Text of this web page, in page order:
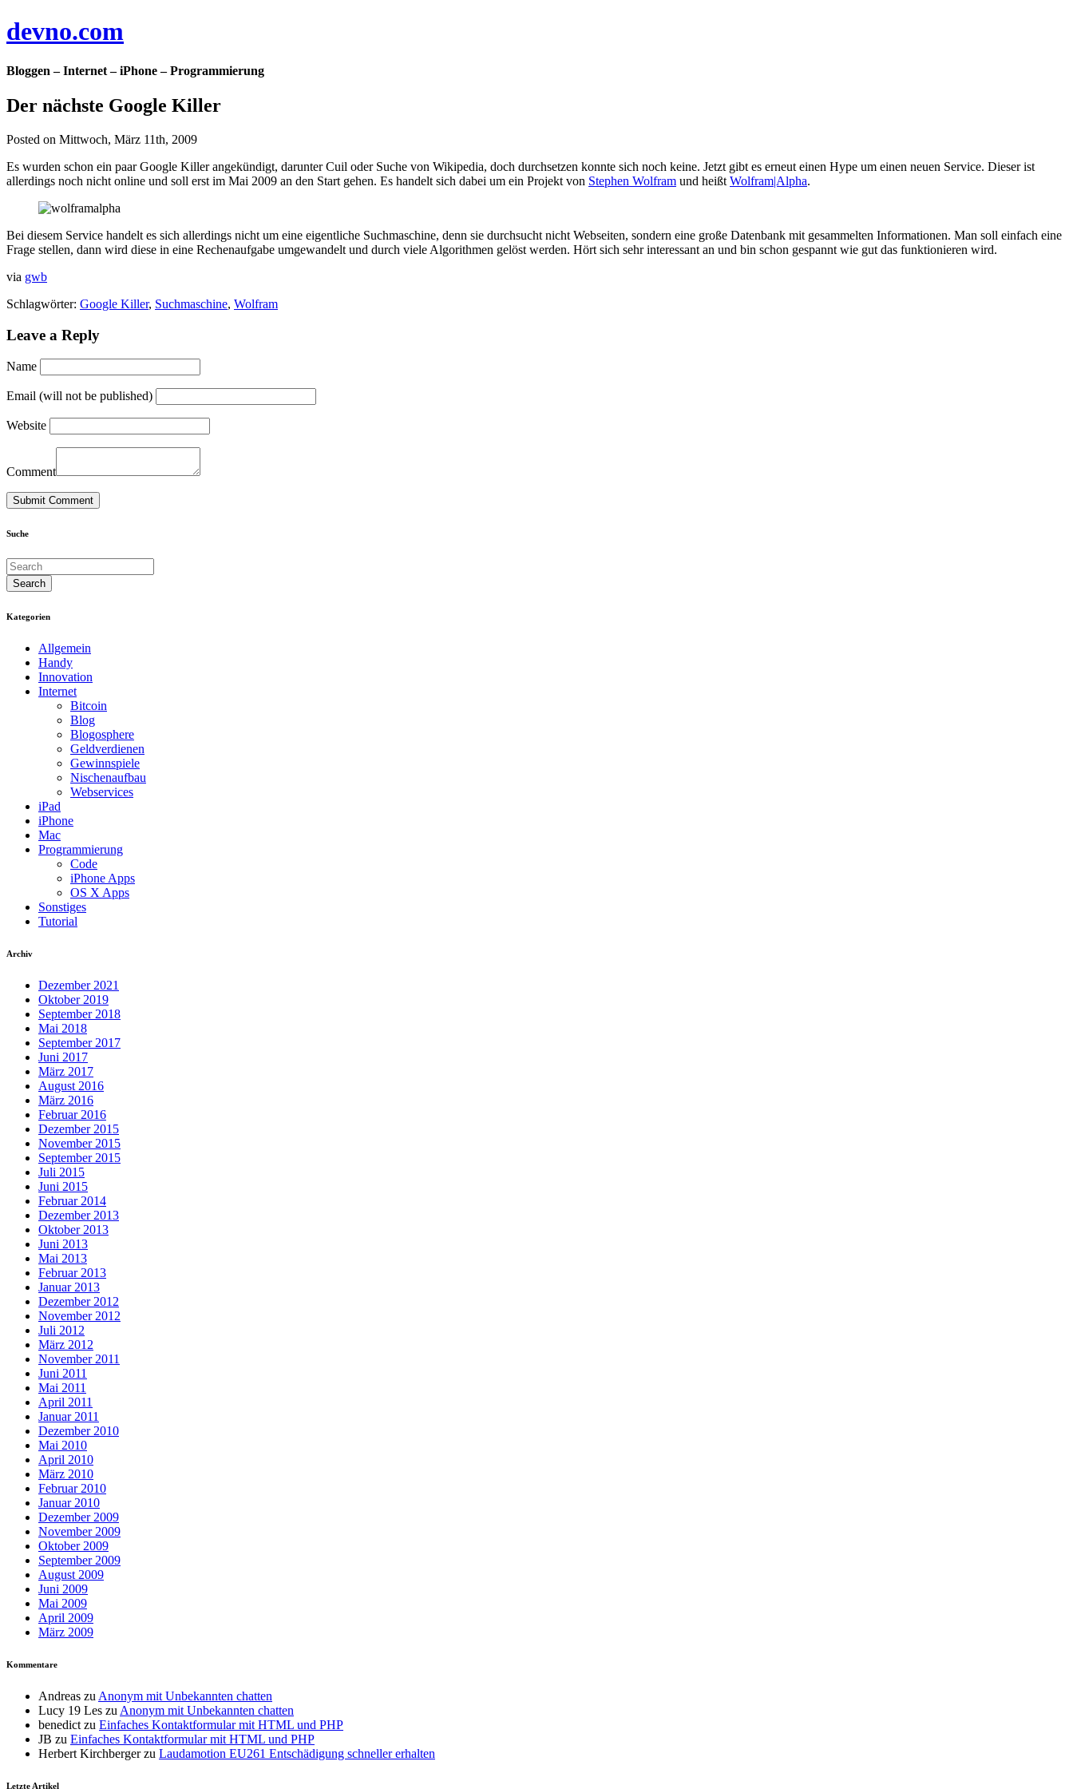
devno.com
Bloggen – Internet – iPhone – Programmierung
Der nächste Google Killer
Posted on Mittwoch, März 11th, 2009
Es wurden schon ein paar Google Killer angekündigt, darunter Cuil oder Suche von Wikipedia, doch durchsetzen konnte sich noch keine. Jetzt gibt es erneut einen Hype um einen neuen Service. Dieser ist
allerdings noch nicht online und soll erst im Mai 2009 an den Start gehen. Es handelt sich dabei um ein Projekt von Stephen Wolfram und heißt Wolfram|Alpha.
Bei diesem Service handelt es sich allerdings nicht um eine eigentliche Suchmaschine, denn sie durchsucht nicht Webseiten, sondern eine große Datenbank mit gesammelten Informationen. Man soll einfach eine
Frage stellen, dann wird diese in eine Rechenaufgabe umgewandelt und durch viele Algorithmen gelöst werden. Hört sich sehr interessant an und bin schon gespannt wie gut das funktionieren wird.
via gwb
Schlagwörter: Google Killer, Suchmaschine, Wolfram
Leave a Reply
Name
Email (will not be published)
Website
Comment
Suche
Kategorien
Allgemein
Handy
Innovation
Internet
Bitcoin
Blog
Blogosphere
Geldverdienen
Gewinnspiele
Nischenaufbau
Webservices
iPad
iPhone
Mac
Programmierung
Code
iPhone Apps
OS X Apps
Sonstiges
Tutorial
Archiv
Dezember 2021
Oktober 2019
September 2018
Mai 2018
September 2017
Juni 2017
März 2017
August 2016
März 2016
Februar 2016
Dezember 2015
November 2015
September 2015
Juli 2015
Juni 2015
Februar 2014
Dezember 2013
Oktober 2013
Juni 2013
Mai 2013
Februar 2013
Januar 2013
Dezember 2012
November 2012
Juli 2012
März 2012
November 2011
Juni 2011
Mai 2011
April 2011
Januar 2011
Dezember 2010
Mai 2010
April 2010
März 2010
Februar 2010
Januar 2010
Dezember 2009
November 2009
Oktober 2009
September 2009
August 2009
Juni 2009
Mai 2009
April 2009
März 2009
Kommentare
Andreas zu Anonym mit Unbekannten chatten
Lucy 19 Les zu Anonym mit Unbekannten chatten
benedict zu Einfaches Kontaktformular mit HTML und PHP
JB zu Einfaches Kontaktformular mit HTML und PHP
Herbert Kirchbergerzu Laudamotion EU261 Entschädigung schneller erhalten
Letzte Artikel